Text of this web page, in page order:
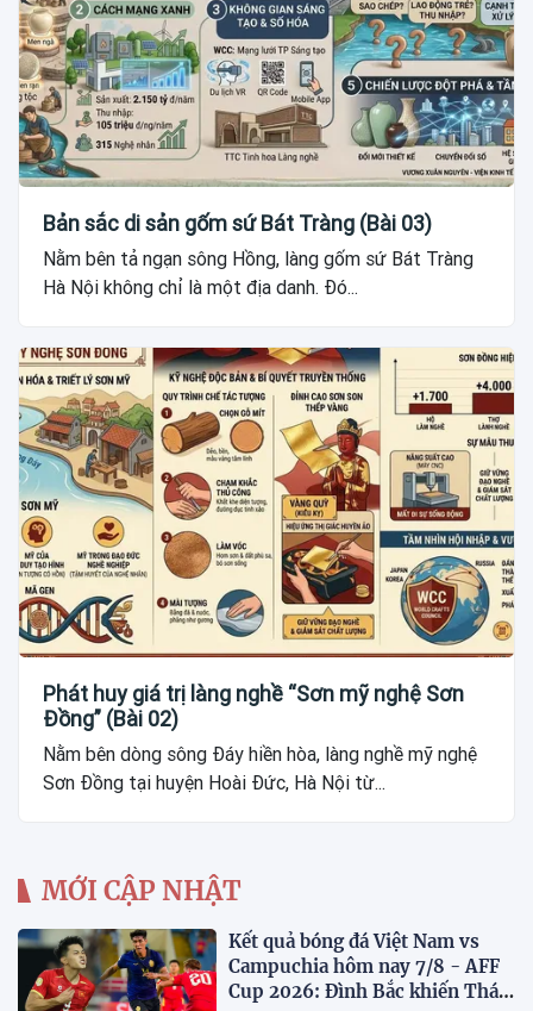
Bản sắc di sản gốm sứ Bát Tràng (Bài 03)
Nằm bên tả ngạn sông Hồng, làng gốm sứ Bát Tràng
Hà Nội không chỉ là một địa danh. Đó...
Phát huy giá trị làng nghề “Sơn mỹ nghệ Sơn
Đồng” (Bài 02)
Nằm bên dòng sông Đáy hiền hòa, làng nghề mỹ nghệ
Sơn Đồng tại huyện Hoài Đức, Hà Nội từ...
MỚI CẬP NHẬT
Kết quả bóng đá Việt Nam vs
Campuchia hôm nay 7/8 - AFF
Cup 2026: Đình Bắc khiến Thái